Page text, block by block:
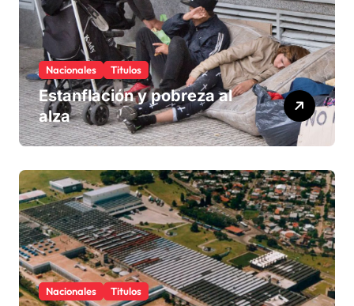
Nacionales Titulos
Estanflación y pobreza al
alza
Nacionales Titulos